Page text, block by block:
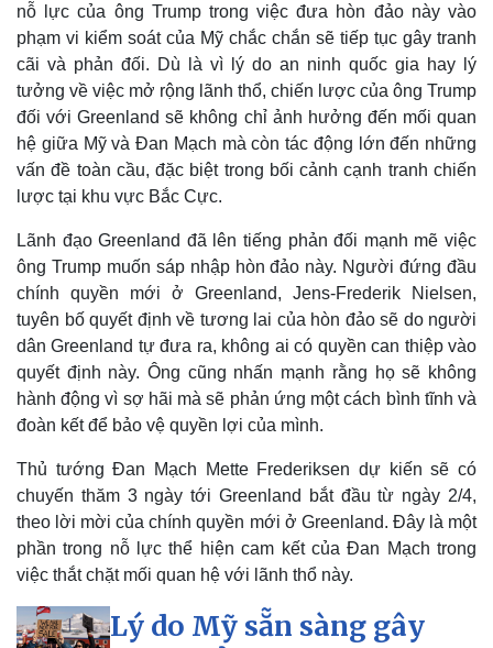
nỗ lực của ông Trump trong việc đưa hòn đảo này vào
phạm vi kiểm soát của Mỹ chắc chắn sẽ tiếp tục gây tranh
cãi và phản đối. Dù là vì lý do an ninh quốc gia hay lý
tưởng về việc mở rộng lãnh thổ, chiến lược của ông Trump
đối với Greenland sẽ không chỉ ảnh hưởng đến mối quan
hệ giữa Mỹ và Đan Mạch mà còn tác động lớn đến những
vấn đề toàn cầu, đặc biệt trong bối cảnh cạnh tranh chiến
lược tại khu vực Bắc Cực.
Lãnh đạo Greenland đã lên tiếng phản đối mạnh mẽ việc
ông Trump muốn sáp nhập hòn đảo này. Người đứng đầu
chính quyền mới ở Greenland, Jens-Frederik Nielsen,
tuyên bố quyết định về tương lai của hòn đảo sẽ do người
dân Greenland tự đưa ra, không ai có quyền can thiệp vào
quyết định này. Ông cũng nhấn mạnh rằng họ sẽ không
hành động vì sợ hãi mà sẽ phản ứng một cách bình tĩnh và
đoàn kết để bảo vệ quyền lợi của mình.
Thủ tướng Đan Mạch Mette Frederiksen dự kiến sẽ có
chuyến thăm 3 ngày tới Greenland bắt đầu từ ngày 2/4,
theo lời mời của chính quyền mới ở Greenland. Đây là một
phần trong nỗ lực thể hiện cam kết của Đan Mạch trong
việc thắt chặt mối quan hệ với lãnh thổ này.
Lý do Mỹ sẵn sàng gây